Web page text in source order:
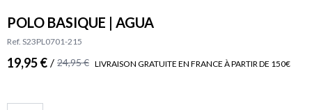
POLO BASIQUE | AGUA
Ref. S23PL0701-215
19,95 € / 24,95 € LIVRAISON GRATUITE EN FRANCE À PARTIR DE 150€